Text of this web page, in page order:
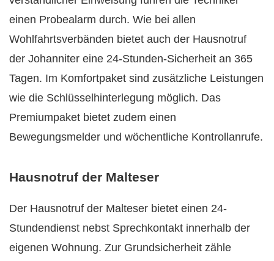
einen Probealarm durch. Wie bei allen
Wohlfahrtsverbänden bietet auch der Hausnotruf
der Johanniter eine 24-Stunden-Sicherheit an 365
Tagen. Im Komfortpaket sind zusätzliche Leistungen
wie die Schlüsselhinterlegung möglich. Das
Premiumpaket bietet zudem einen
Bewegungsmelder und wöchentliche Kontrollanrufe.
Hausnotruf der Malteser
Der Hausnotruf der Malteser bietet einen 24-
Stundendienst nebst Sprechkontakt innerhalb der
eigenen Wohnung. Zur Grundsicherheit zähle